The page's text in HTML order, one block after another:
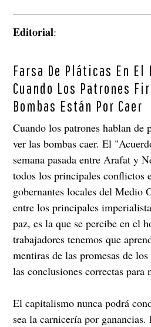
Editorial:
Farsa De Pláticas En El
Cuando Los Patrones
Bombas Están Por Caer
Cuando los patrones hablan de
ver las bombas caer. El
semana pasada entre Arafat y
todos los principales conflictos
gobernantes locales del Medio
entre los principales
paz, es la que se percibe en el
trabajadores tenemos que
mentiras de las promesas de
las conclusiones correctas para
El capitalismo nunca podrá
sea la carnicería por ganancias.